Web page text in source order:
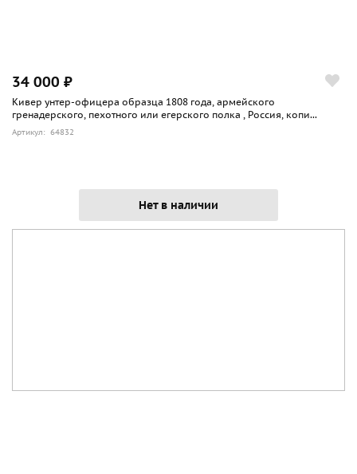
34 000 ₽
Кивер унтер-офицера образца 1808 года, армейского
гренадерского, пехотного или егерского полка , Россия, копи...
Артикул: 64832
Нет в наличии